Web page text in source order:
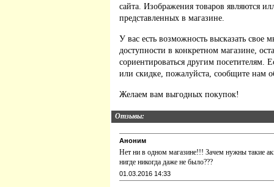
сайта. Изображения товаров являются
представленных в магазине.
У вас есть возможность высказать свое
доступности в конкретном магазине,
сориентироваться другим
или скидке, пожалуйста, сообщите нам
Желаем вам выгодных покупок!
Отзывы:
Аноним
Нет ни в одном магазине!!! Зачем нужны такие
нигде никогда даже не было???
01.03.2016 14:33